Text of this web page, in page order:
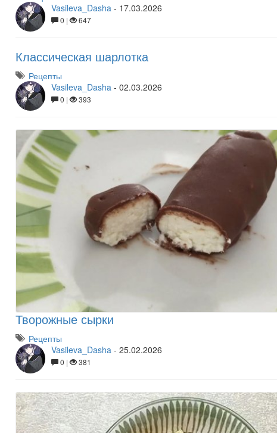
Vasileva_Dasha- 17.03.2026
0 | 647
Классическая шарлотка
Рецепты
Vasileva_Dasha- 02.03.2026
0 | 393
Творожные сырки
Рецепты
Vasileva_Dasha - 25.02.2026
0 | 381